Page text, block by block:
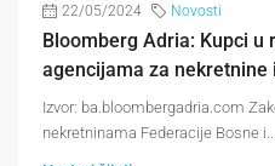
22/05/2024 Novosti
Bloomberg Adria: Kupci u
agencijama za
Izvor: ba.bloombergadria.com
nekretninama Federacije Bosne i...